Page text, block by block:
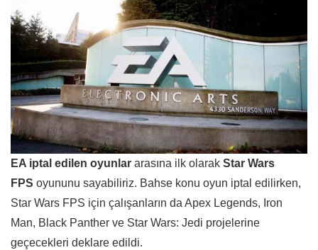
EA iptal edilen oyunlar arasına ilk olarak Star Wars
FPS oyununu sayabiliriz. Bahse konu oyun iptal edilirken,
Star Wars FPS için çalışanların da Apex Legends, Iron
Man, Black Panther ve Star Wars: Jedi projelerine
geçecekleri deklare edildi.